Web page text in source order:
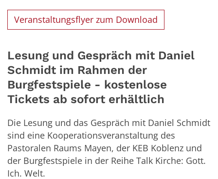
Veranstaltungsflyer zum Download
Lesung und Gespräch mit Daniel
Schmidt im Rahmen der
Burgfestspiele - kostenlose
Tickets ab sofort erhältlich
Die Lesung und das Gespräch mit Daniel Schmidt
sind eine Kooperationsveranstaltung des
Pastoralen Raums Mayen, der KEB Koblenz und
der Burgfestspiele in der Reihe Talk Kirche: Gott.
Ich. Welt.